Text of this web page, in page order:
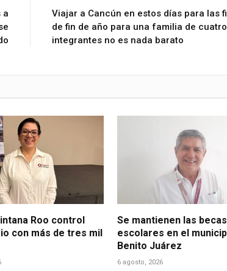
a
Viajar a Cancún en estos días para las
de fin de año para una familia de cuatro
integrantes no es nada barato
Roo control
con más de tres mil
Se mantienen las becas
escolares en el
Benito Juárez
6 agosto, 2026